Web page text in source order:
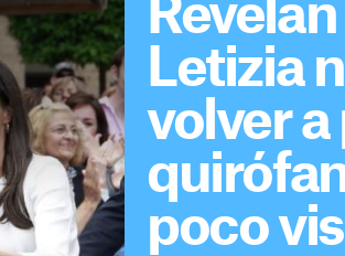
Letizia
volver a
poco